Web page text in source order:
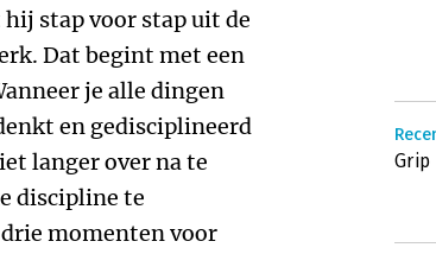
hij stap voor stap uit de
Dat begint met een
je alle dingen
en gedisciplineerd
langer over na te
discipline te
momenten voor